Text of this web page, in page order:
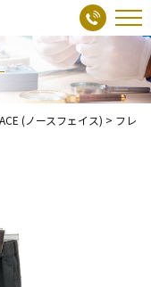
(ノースフェイス) > フレ